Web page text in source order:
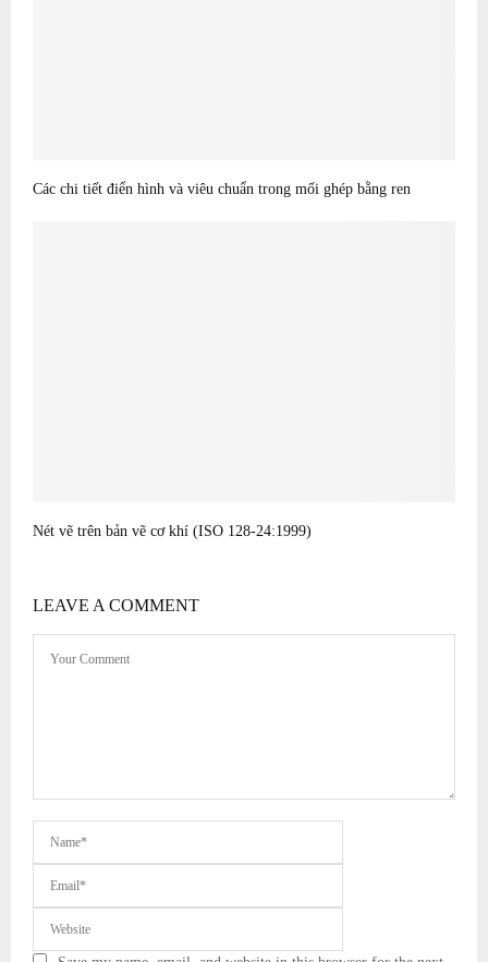
Các chi tiết điển hình và viêu chuẩn trong mối ghép bằng ren
Nét vẽ trên bản vẽ cơ khí (ISO 128-24:1999)
LEAVE A COMMENT